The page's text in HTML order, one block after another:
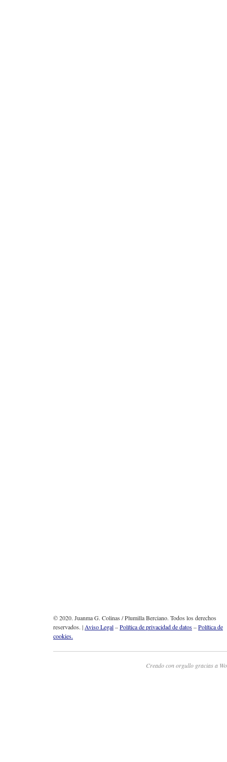
© 2020. Juanma G. Colinas / Plumilla Berciano. Todos los derechos
reservados. |Aviso Legal–Política de privacidad de datos–Política de
cookies.
Creado con orgullo gracias a